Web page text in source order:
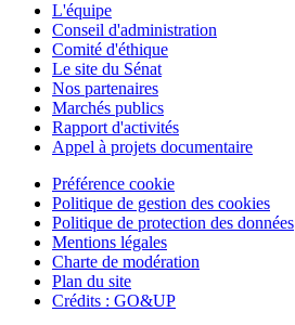
L'équipe
Conseil d'administration
Comité d'éthique
Le site du Sénat
Nos partenaires
Marchés publics
Rapport d'activités
Appel à projets documentaire
Préférence cookie
Politique de gestion des cookies
Politique de protection des données
Mentions légales
Charte de modération
Plan du site
Crédits : GO&UP